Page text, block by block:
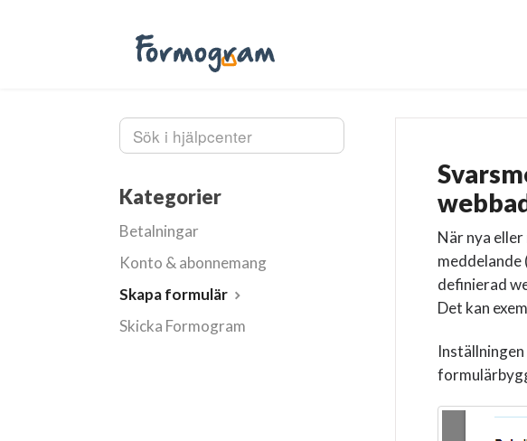
När nya
definierad
Det kan
Kategorier
Betalningar
Konto & abonnemang
Skapa formulär
Skicka Formogram